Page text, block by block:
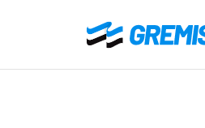
o
Gremistas